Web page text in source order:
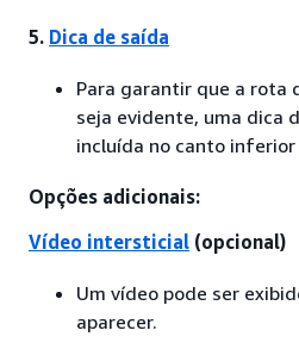
5. Dica de saída
Para garantir que a rota
seja evidente, uma dica
incluída no canto
Opções adicionais:
Vídeo intersticial (opcional)
Um vídeo pode ser
aparecer.